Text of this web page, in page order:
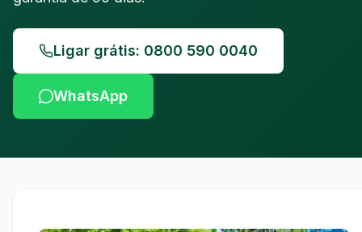
Ligar grátis: 0800 590 0040
WhatsApp